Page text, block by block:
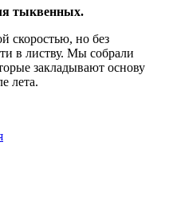
тыквенных.
скоростью, но без
в листву. Мы собрали
закладывают основу
лета.